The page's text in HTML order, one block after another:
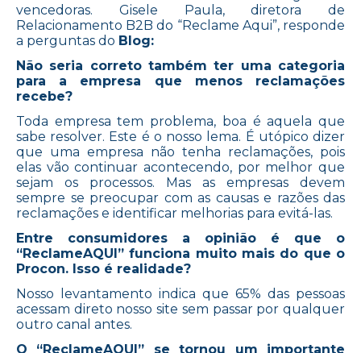
vencedoras. Gisele Paula, diretora de
Relacionamento B2B do “Reclame Aqui”, responde
a perguntas do Blog:
Não seria correto também ter uma categoria
para a empresa que menos reclamações
recebe?
Toda empresa tem problema, boa é aquela que
sabe resolver. Este é o nosso lema. É utópico dizer
que uma empresa não tenha reclamações, pois
elas vão continuar acontecendo, por melhor que
sejam os processos. Mas as empresas devem
sempre se preocupar com as causas e razões das
reclamações e identificar melhorias para evitá-las.
Entre consumidores a opinião é que o
“ReclameAQUI” funciona muito mais do que o
Procon. Isso é realidade?
Nosso levantamento indica que 65% das pessoas
acessam direto nosso site sem passar por qualquer
outro canal antes.
O “ReclameAQUI” se tornou um importante